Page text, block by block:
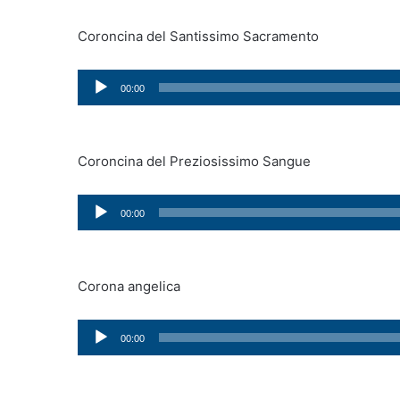
Coroncina del Santissimo Sacramento
Audio
Player
00:00
Coroncina del Preziosissimo Sangue
Audio
Player
00:00
Corona angelica
Audio
Player
00:00